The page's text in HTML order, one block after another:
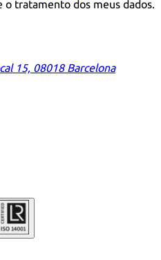
o tratamento dos meus dados.
15, 08018 Barcelona